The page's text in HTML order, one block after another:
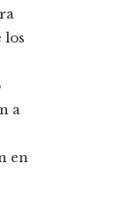
los
a
en